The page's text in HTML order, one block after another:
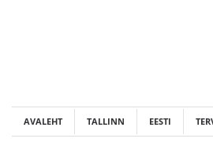
AVALEHT TALLINN EESTI